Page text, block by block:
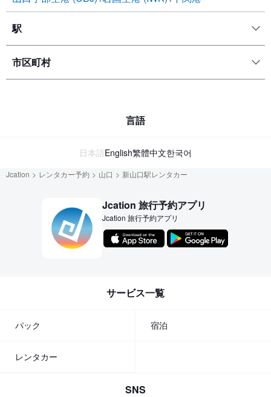
駅
市区町村
言語
日本語English繁體中文한국어
Jcation レンタカー予約 山口 新山口駅レンタカー
Jcation 旅行予約アプリ
Jcation 旅行予約アプリ
サービス一覧
パック 宿泊
レンタカー
SNS